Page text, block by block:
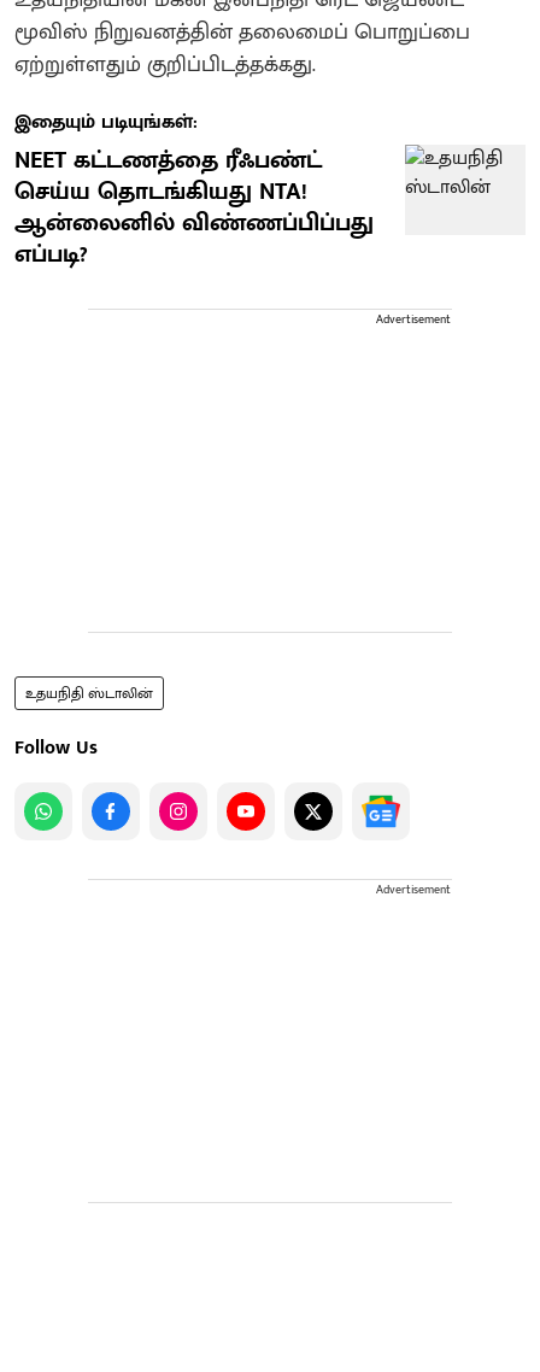
மூவிஸ் நிறுவனத்தின் தலைமைப் பொறுப்பை
ஏற்றுள்ளதும் குறிப்பிடத்தக்கது.
இதையும் படியுங்கள்:
NEET கட்டணத்தை ரீஃபண்ட்
செய்ய தொடங்கியது NTA!
ஆன்லைனில் விண்ணப்பிப்பது
எப்படி?
Advertisement
உதயநிதி ஸ்டாலின்
Follow Us
Advertisement